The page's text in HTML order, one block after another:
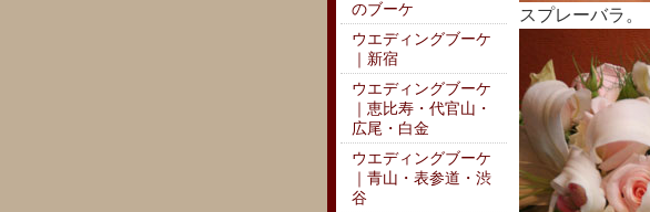
スプレーバラ
のブーケ
ウエディングブーケ
｜新宿
ウエディングブーケ
｜恵比寿・代官山・
広尾・白金
ウエディングブーケ
｜青山・表参道・渋
谷